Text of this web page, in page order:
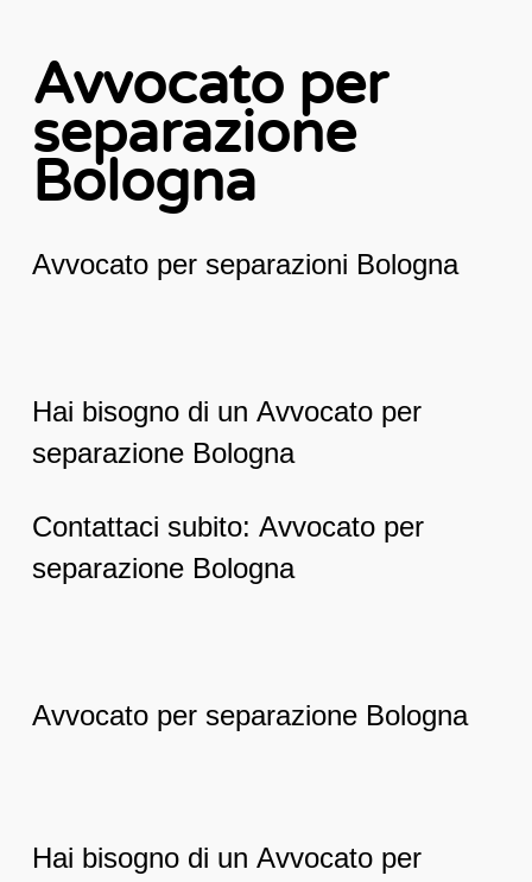
Avvocato per
separazione
Bologna
Avvocato per separazioni Bologna
Hai bisogno di un Avvocato per
separazione Bologna
Contattaci subito: Avvocato per
separazione Bologna
Avvocato per separazione Bologna
Hai bisogno di un Avvocato per